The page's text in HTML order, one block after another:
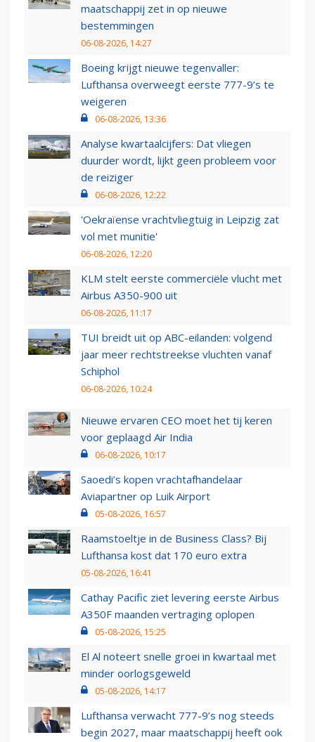
maatschappij zet in op nieuwe
bestemmingen
06-08-2026, 14:27
Boeing krijgt nieuwe tegenvaller:
Lufthansa overweegt eerste 777-9’s te
weigeren
06-08-2026, 13:36
Analyse kwartaalcijfers: Dat vliegen
duurder wordt, lijkt geen probleem voor
de reiziger
06-08-2026, 12:22
'Oekraïense vrachtvliegtuig in Leipzig zat
vol met munitie'
06-08-2026, 12:20
KLM stelt eerste commerciële vlucht met
Airbus A350-900 uit
06-08-2026, 11:17
TUI breidt uit op ABC-eilanden: volgend
jaar meer rechtstreekse vluchten vanaf
Schiphol
06-08-2026, 10:24
Nieuwe ervaren CEO moet het tij keren
voor geplaagd Air India
06-08-2026, 10:17
Saoedi’s kopen vrachtafhandelaar
Aviapartner op Luik Airport
05-08-2026, 16:57
Raamstoeltje in de Business Class? Bij
Lufthansa kost dat 170 euro extra
05-08-2026, 16:41
Cathay Pacific ziet levering eerste Airbus
A350F maanden vertraging oplopen
05-08-2026, 15:25
El Al noteert snelle groei in kwartaal met
minder oorlogsgeweld
05-08-2026, 14:17
Lufthansa verwacht 777-9’s nog steeds
begin 2027, maar maatschappij heeft ook